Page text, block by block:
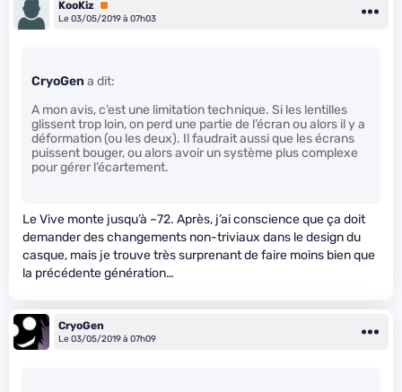
KooKiz Premium
Le 03/05/2019 à 07h03
CryoGen a dit:
A mon avis, c’est une limitation technique. Si les lentilles
glissent trop loin, on perd une partie de l’écran ou alors il y a
déformation (ou les deux). Il faudrait aussi que les écrans
puissent bouger, ou alors avoir un système plus complexe
pour gérer l’écartement.
Le Vive monte jusqu’à ~72. Après, j’ai conscience que ça doit
demander des changements non-triviaux dans le design du
casque, mais je trouve très surprenant de faire moins bien que
la précédente génération…
CryoGen
Le 03/05/2019 à 07h09